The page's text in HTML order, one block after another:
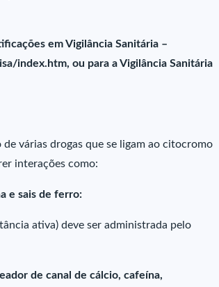
em Vigilância Sanitária –
index.htm, ou para a Vigilância Sanitária
várias drogas que se ligam ao citocromo
interações como:
e sais de ferro:
ativa) deve ser administrada pelo
de canal de cálcio, cafeína,